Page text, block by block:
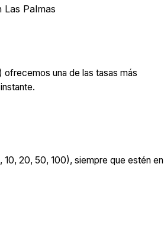
Palmas
ofrecemos una de las tasas más
10, 20, 50, 100), siempre que estén en